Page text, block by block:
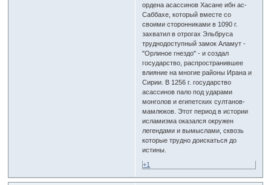
ордена асассинов Хасане ибн ас-
Саббахе, который вместе со
своими сторонниками в 1090 г.
захватил в отрогах Эльбруса
труднодоступный замок Аламут -
"Орлиное гнездо" - и создал
государство, распространившее
влияние на многие районы Ирана и
Сирии. В 1256 г. государство
асассинов пало под ударами
монголов и египетских султанов-
мамлюков. Этот период в истории
исламизма оказался окружен
легендами и вымыслами, сквозь
которые трудно доискаться до
истины.
+1